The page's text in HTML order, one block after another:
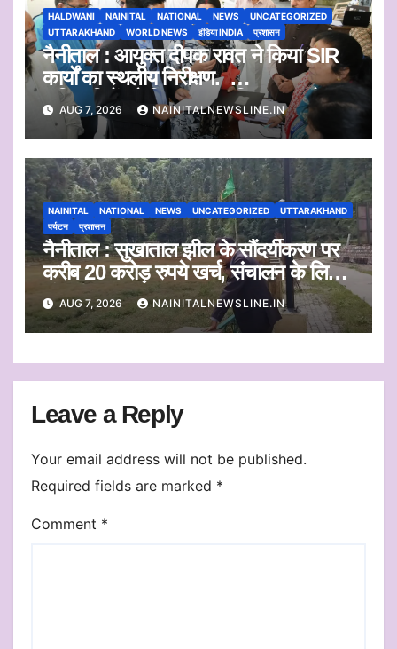
HALDWANI NAINITAL NATIONAL NEWS
UNCATEGORIZED
UTTARAKHAND
WORLD NEWS इंडिया INDIA प्रशासन
नैनीताल : आयुक्त दीपक रावत ने किया SIR
कार्यों का स्थलीय निरीक्षण.
अधिकारियों को दिए समयबद्ध निस्तारण और
पारदर्शिता के निर्देश
AUG 7, 2026 NAINITALNEWSLINE.IN
NAINITAL NATIONAL NEWS UNCATEGORIZED
UTTARAKHAND
पर्यटन
प्रशासन
नैनीताल : सुखाताल झील के सौंदर्यीकरण पर
करीब 20 करोड़ रुपये खर्च, संचालन के लिए
संस्था का चयन जल्द
AUG 7, 2026 NAINITALNEWSLINE.IN
Leave a Reply
Your email address will not be published.
Required fields are marked *
Comment *